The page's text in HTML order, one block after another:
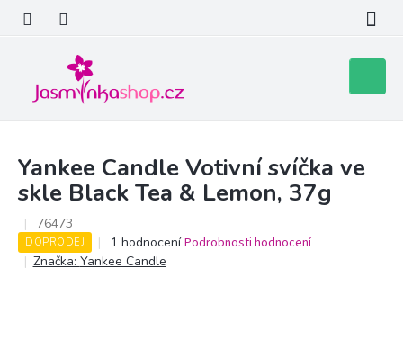
obsah
košík
Yankee Candle Votivní svíčka ve
skle Black Tea & Lemon, 37g
76473
DOPRODEJ
Průměrné
hodnocení
1 hodnocení Podrobnosti hodnocení
Značka: Yankee Candle